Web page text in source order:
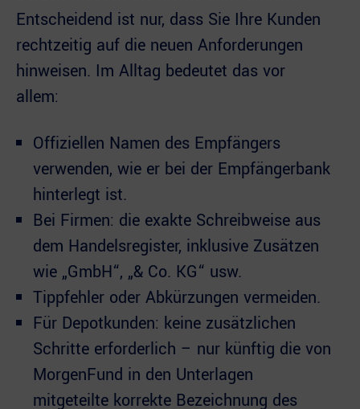
Entscheidend ist nur, dass Sie Ihre Kunden
rechtzeitig auf die neuen Anforderungen
hinweisen. Im Alltag bedeutet das vor
allem:
Offiziellen Namen des Empfängers
verwenden, wie er bei der Empfängerbank
hinterlegt ist.
Bei Firmen: die exakte Schreibweise aus
dem Handelsregister, inklusive Zusätzen
wie „GmbH“, „& Co. KG“ usw.
Tippfehler oder Abkürzungen vermeiden.
Für Depotkunden: keine zusätzlichen
Schritte erforderlich – nur künftig die von
MorgenFund in den Unterlagen
mitgeteilte korrekte Bezeichnung des